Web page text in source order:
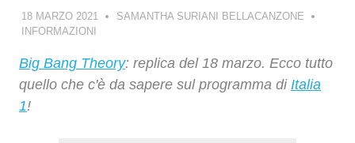
18 MARZO 2021
SAMANTHA SURIANI BELLACANZONE
INFORMAZIONI
Big Bang Theory: replica del 18 marzo. Ecco tutto
quello che c'è da sapere sul programma di Italia
1!